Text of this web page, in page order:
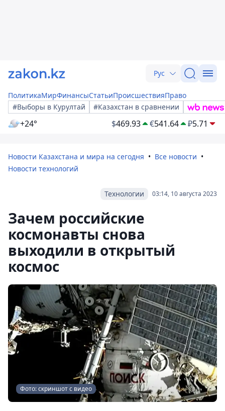
Рус
ПолитикаМирФинансыСтатьиПроисшествияПраво
#Выборы в Курултай
#Казахстан в сравнении
+24° $469.93 €541.64 ₽5.71
Новости Казахстана и мира на сегодня
Все новости
Новости технологий
03:14, 10 августа 2023
Технологии
Зачем российские
космонавты снова
выходили в открытый
космос
Фото: скриншот с видео